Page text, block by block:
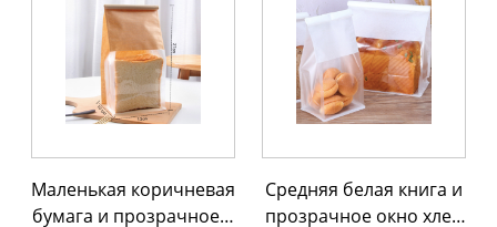
Маленькая коричневая
бумага и прозрачное о
Средняя белая книга и
прозрачное окно хлеб